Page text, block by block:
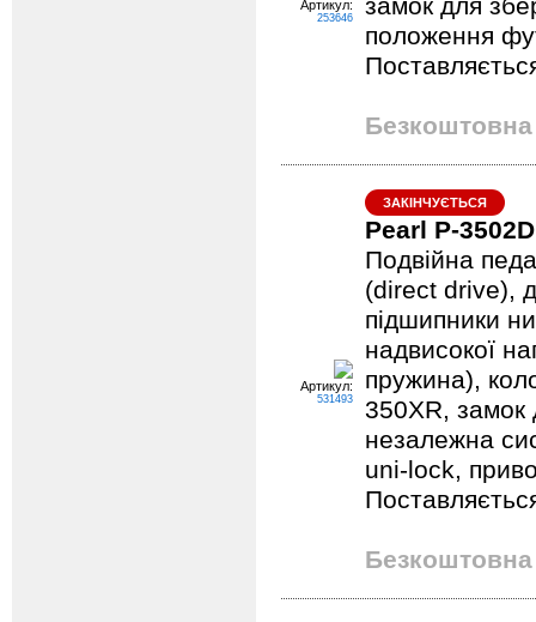
Артикул:
253646
замок для
положення
Безкоштовна
Артикул:
531493
ЗАКІНЧУЄТЬСЯ
Pearl P-3502D
Подвійна
(direct drive),
підшипники
надвисокої
пружина),
350XR, замок
незалежна
uni-lock,
Безкоштовна